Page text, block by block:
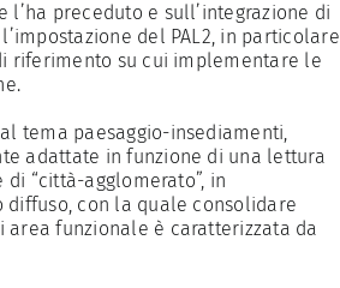
preceduto e sull’integrazione di
del PAL2, in particolare
riferimento su cui implementare le
tema paesaggio-insediamenti,
adattate in funzione di una lettura
“città-agglomerato”, in
con la quale consolidare
funzionale è caratterizzata da